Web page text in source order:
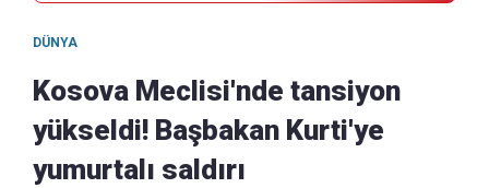
DÜNYA
Kosova Meclisi'nde tansiyon
yükseldi! Başbakan Kurti'ye
yumurtalı saldırı